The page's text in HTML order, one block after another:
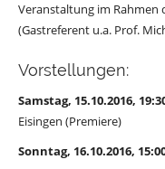
Veranstaltung im Rahmen
(Gastreferent u.a. Prof.
Vorstellungen:
Samstag, 15.10.2016,
Eisingen (Premiere)
Sonntag, 16.10.2016,